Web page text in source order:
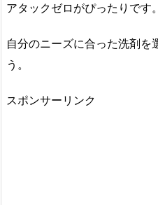
アタックゼロがぴったりです。
自分のニーズに合った洗剤を
う。
スポンサーリンク